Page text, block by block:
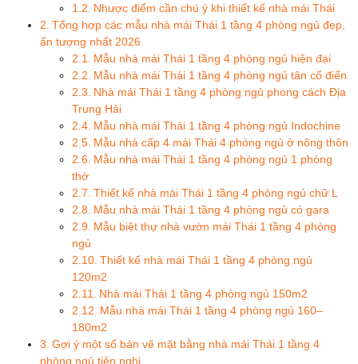
Nhược điểm cần chú ý khi thiết kế nhà mái Thái
Tổng hợp các mẫu nhà mái Thái 1 tầng 4 phòng ngủ đẹp,
ấn tượng nhất 2026
Mẫu nhà mái Thái 1 tầng 4 phòng ngủ hiện đại
Mẫu nhà mái Thái 1 tầng 4 phòng ngủ tân cổ điển
Nhà mái Thái 1 tầng 4 phòng ngủ phong cách Địa
Trung Hải
Mẫu nhà mái Thái 1 tầng 4 phòng ngủ Indochine
Mẫu nhà cấp 4 mái Thái 4 phòng ngủ ở nông thôn
Mẫu nhà mái Thái 1 tầng 4 phòng ngủ 1 phòng
thờ
Thiết kế nhà mái Thái 1 tầng 4 phòng ngủ chữ L
Mẫu nhà mái Thái 1 tầng 4 phòng ngủ có gara
Mẫu biệt thự nhà vườn mái Thái 1 tầng 4 phòng
ngủ
Thiết kế nhà mái Thái 1 tầng 4 phòng ngủ
120m2
Nhà mái Thái 1 tầng 4 phòng ngủ 150m2
Mẫu nhà mái Thái 1 tầng 4 phòng ngủ 160–
180m2
Gợi ý một số bản vẽ mặt bằng nhà mái Thái 1 tầng 4
phòng ngủ tiện nghi